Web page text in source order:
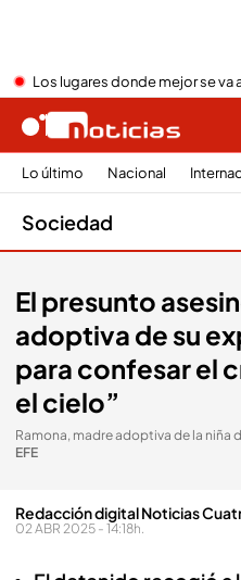
Los lugares donde mejor se va
Lo último Nacional
Sociedad
El presunto
adoptiva de su
para confesar el
el cielo”
Ramona, madre adoptiva de la niña
EFE
Redacción digital Noticias
02 ABR 2025 - 14:18h.